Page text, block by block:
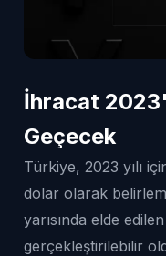
İhracat
Geçecek
Türkiye, 2023 yılı
dolar olarak
yarısında elde
gerçekleştirilebilir